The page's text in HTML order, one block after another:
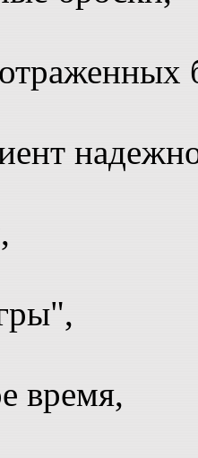
время,